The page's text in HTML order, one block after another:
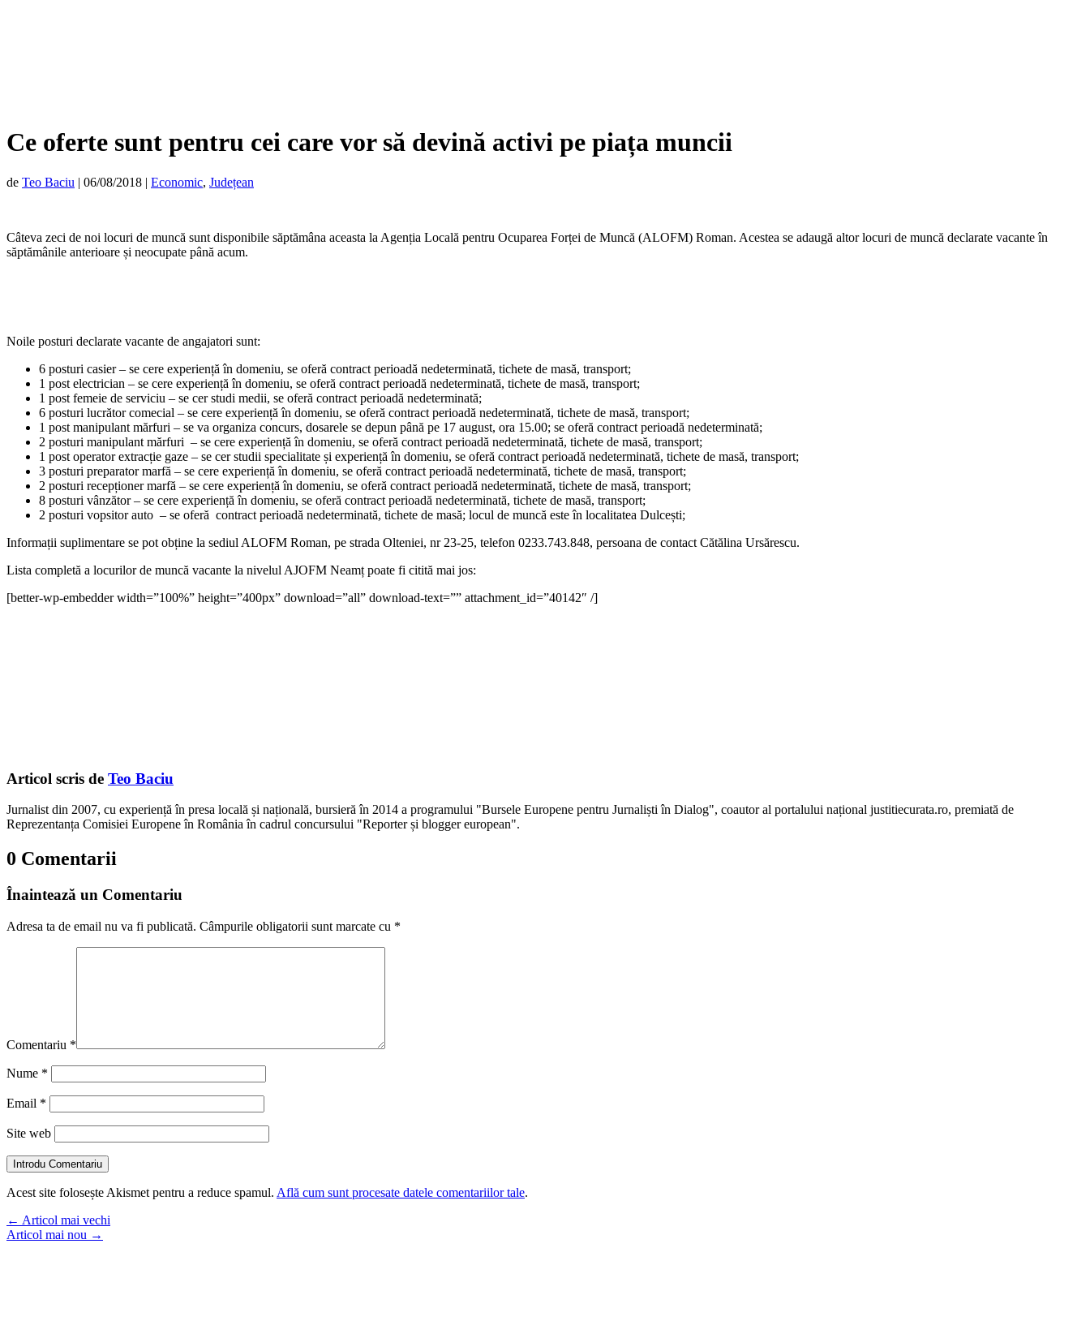
Ce oferte sunt pentru cei care vor să devină activi pe piața muncii
de Teo Baciu | 06/08/2018 | Economic, Județean
Câteva zeci de noi locuri de muncă sunt disponibile săptămâna aceasta la Agenția Locală pentru Ocuparea Forței de Muncă (ALOFM) Roman. Acestea se adaugă altor locuri de muncă declarate vacante în
săptămânile anterioare și neocupate până acum.
Noile posturi declarate vacante de angajatori sunt:
6 posturi casier – se cere experiență în domeniu, se oferă contract perioadă nedeterminată, tichete de masă, transport;
1 post electrician – se cere experiență în domeniu, se oferă contract perioadă nedeterminată, tichete de masă, transport;
1 post femeie de serviciu – se cer studi medii, se oferă contract perioadă nedeterminată;
6 posturi lucrător comecial – se cere experiență în domeniu, se oferă contract perioadă nedeterminată, tichete de masă, transport;
1 post manipulant mărfuri – se va organiza concurs, dosarele se depun până pe 17 august, ora 15.00; se oferă contract perioadă nedeterminată;
2 posturi manipulant mărfuri – se cere experiență în domeniu, se oferă contract perioadă nedeterminată, tichete de masă, transport;
1 post operator extracție gaze – se cer studii specialitate și experiență în domeniu, se oferă contract perioadă nedeterminată, tichete de masă, transport;
3 posturi preparator marfă – se cere experiență în domeniu, se oferă contract perioadă nedeterminată, tichete de masă, transport;
2 posturi recepționer marfă – se cere experiență în domeniu, se oferă contract perioadă nedeterminată, tichete de masă, transport;
8 posturi vânzător – se cere experiență în domeniu, se oferă contract perioadă nedeterminată, tichete de masă, transport;
2 posturi vopsitor auto – se oferă contract perioadă nedeterminată, tichete de masă; locul de muncă este în localitatea Dulcești;
Informații suplimentare se pot obține la sediul ALOFM Roman, pe strada Olteniei, nr 23-25, telefon 0233.743.848, persoana de contact Cătălina Ursărescu.
Lista completă a locurilor de muncă vacante la nivelul AJOFM Neamț poate fi citită mai jos:
[better-wp-embedder width=”100%” height=”400px” download=”all” download-text=”” attachment_id=”40142″ /]
Articol scris de Teo Baciu
Jurnalist din 2007, cu experiență în presa locală și națională, bursieră în 2014 a programului "Bursele Europene pentru Jurnaliști în Dialog", coautor al portalului național justitiecurata.ro, premiată de
Reprezentanța Comisiei Europene în România în cadrul concursului "Reporter și blogger european".
0 Comentarii
Înaintează un Comentariu
Adresa ta de email nu va fi publicată. Câmpurile obligatorii sunt marcate cu *
Comentariu *
Nume *
Email *
Site web
Introdu Comentariu
Acest site folosește Akismet pentru a reduce spamul. Află cum sunt procesate datele comentariilor tale.
← Articol mai vechi
Articol mai nou →